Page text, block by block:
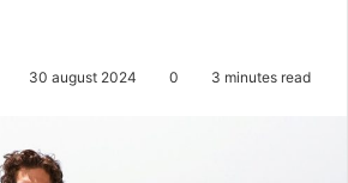
d
30 august 2024 0 3 minutes read